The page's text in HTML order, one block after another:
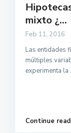
mixto ¿...
Feb 11, 2016
Las entidades
múltiples
experimenta la
Continue